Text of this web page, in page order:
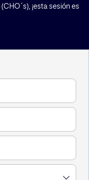
¡esta sesión es